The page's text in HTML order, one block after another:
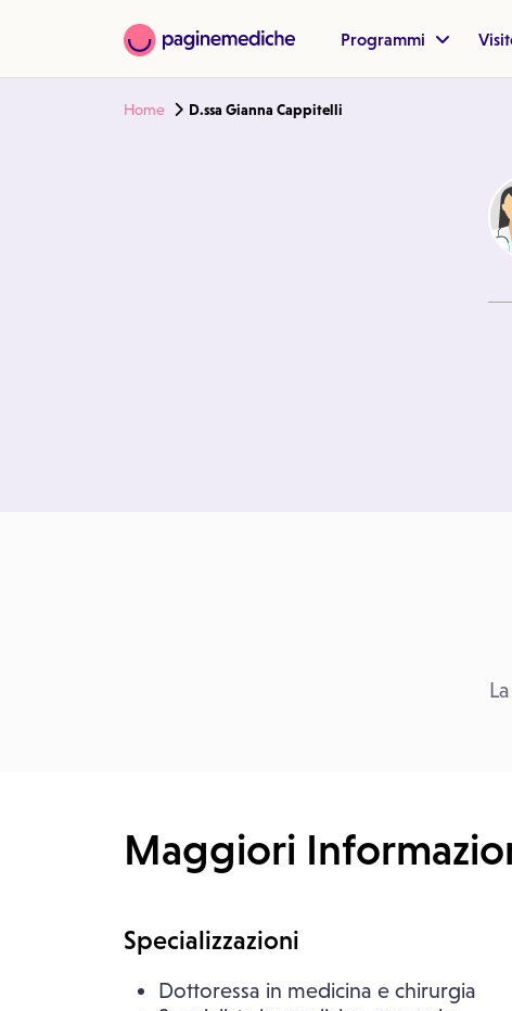
Programmi
Home D.ssa Gianna Cappitelli
Maggiori
Specializzazioni
Dottoressa in medicina e chirurgia